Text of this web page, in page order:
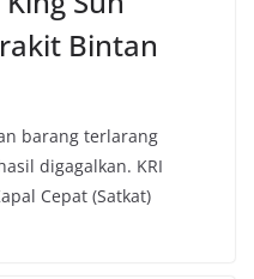
Bintan
barang terlarang
digagalkan. KRI
Cepat (Satkat)